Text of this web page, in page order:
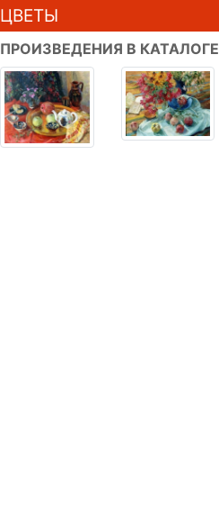
ЦВЕТЫ
ПРОИЗВЕДЕНИЯ В КАТАЛОГЕ